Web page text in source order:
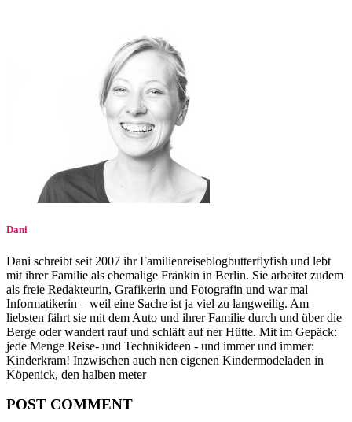
Dani
Dani schreibt seit 2007 ihr Familienreiseblogbutterflyfish und lebt
mit ihrer Familie als ehemalige Fränkin in Berlin. Sie arbeitet zudem
als freie Redakteurin, Grafikerin und Fotografin und war mal
Informatikerin – weil eine Sache ist ja viel zu langweilig. Am
liebsten fährt sie mit dem Auto und ihrer Familie durch und über die
Berge oder wandert rauf und schläft auf ner Hütte. Mit im Gepäck:
jede Menge Reise- und Technikideen - und immer und immer:
Kinderkram! Inzwischen auch nen eigenen Kindermodeladen in
Köpenick, den halben meter
POST COMMENT